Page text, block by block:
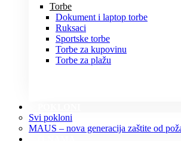
Torbe
Dokument i laptop torbe
Ruksaci
Sportske torbe
Torbe za kupovinu
Torbe za plažu
Svi pokloni
MAUS – nova generacija zaštite od